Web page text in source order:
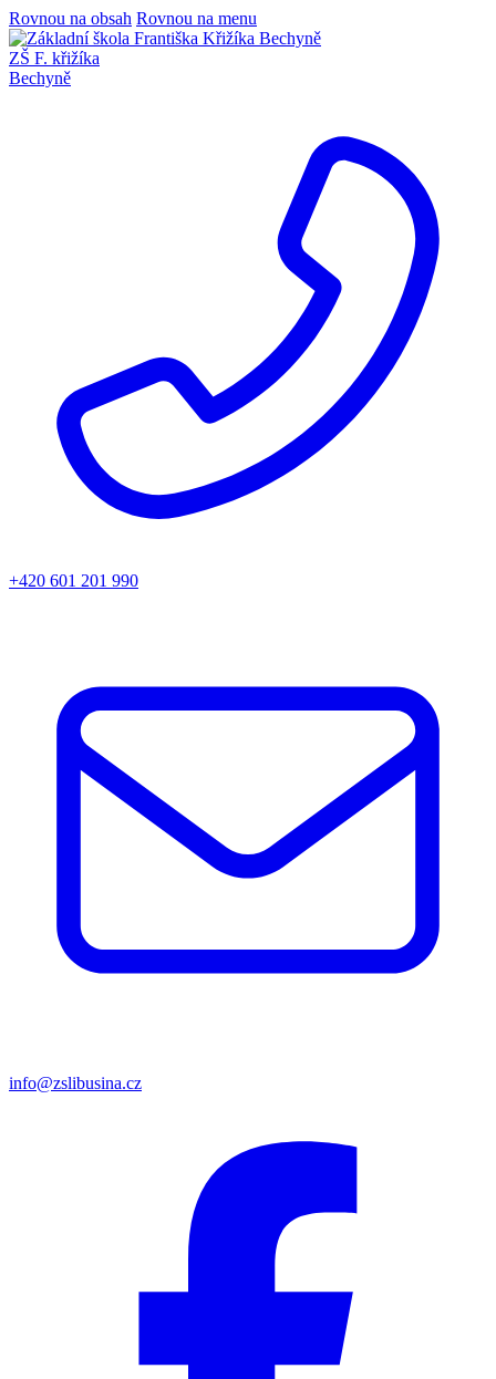
Rovnou na obsah Rovnou na menu
ZŠ F. křižíka
Bechyně
+420 601 201 990
info@zslibusina.cz